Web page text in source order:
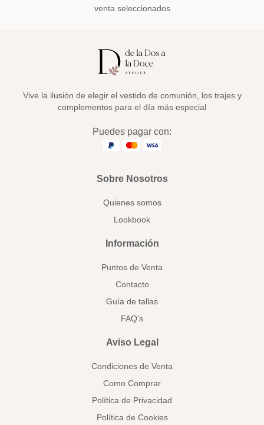
venta seleccionados
Vive la ilusión de elegir el vestido de comunión, los trajes y
complementos para el día más especial
Puedes pagar con:
Sobre Nosotros
Quienes somos
Lookbook
Información
Puntos de Venta
Contacto
Guía de tallas
FAQ's
Aviso Legal
Condiciones de Venta
Como Comprar
Política de Privacidad
Política de Cookies